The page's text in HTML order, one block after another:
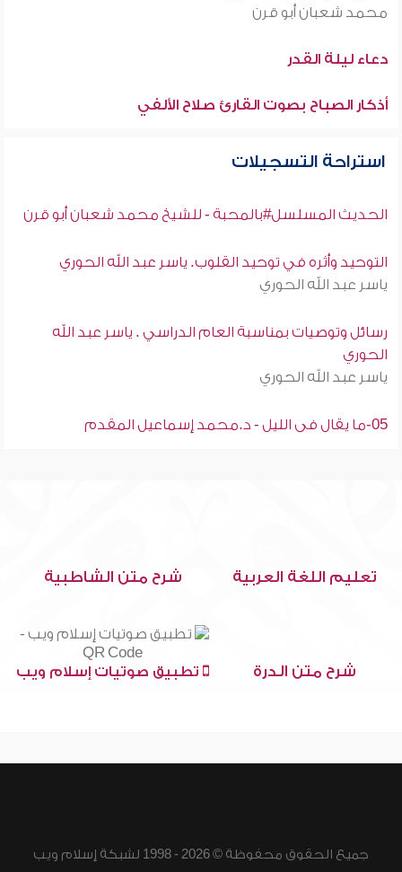
محمد شعبان أبو قرن
دعاء ليلة القدر
أذكار الصباح بصوت القارئ صلاح الألفي
استراحة التسجيلات
الحديث المسلسل#بالمحبة - للشيخ محمد شعبان أبو قرن
التوحيد وأثره في توحيد القلوب. ياسر عبد الله الحوري
ياسر عبد الله الحوري
رسائل وتوصيات بمناسبة العام الدراسي . ياسر عبد الله
الحوري
ياسر عبد الله الحوري
05-ما يقال فى الليل - د.محمد إسماعيل المقدم
تعليم اللغة العربية شرح متن الشاطبية
شرح متن الدرة تطبيق صوتيات إسلام ويب
جميع الحقوق محفوظة © 2026 - 1998 لشبكة إسلام ويب